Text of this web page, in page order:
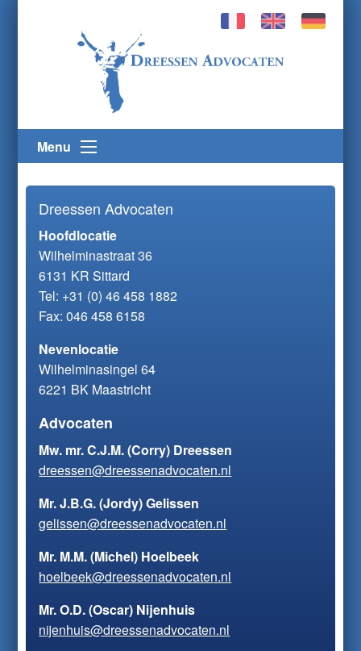
Menu
Dreessen Advocaten
Hoofdlocatie
Wilhelminastraat 36
6131 KR Sittard
Tel: +31 (0) 46 458 1882
Fax: 046 458 6158
Nevenlocatie
Wilhelminasingel 64
6221 BK Maastricht
Advocaten
Mw. mr. C.J.M. (Corry) Dreessen
dreessen@dreessenadvocaten.nl
Mr. J.B.G. (Jordy) Gelissen
gelissen@dreessenadvocaten.nl
Mr. M.M. (Michel) Hoelbeek
hoelbeek@dreessenadvocaten.nl
Mr. O.D. (Oscar) Nijenhuis
nijenhuis@dreessenadvocaten.nl